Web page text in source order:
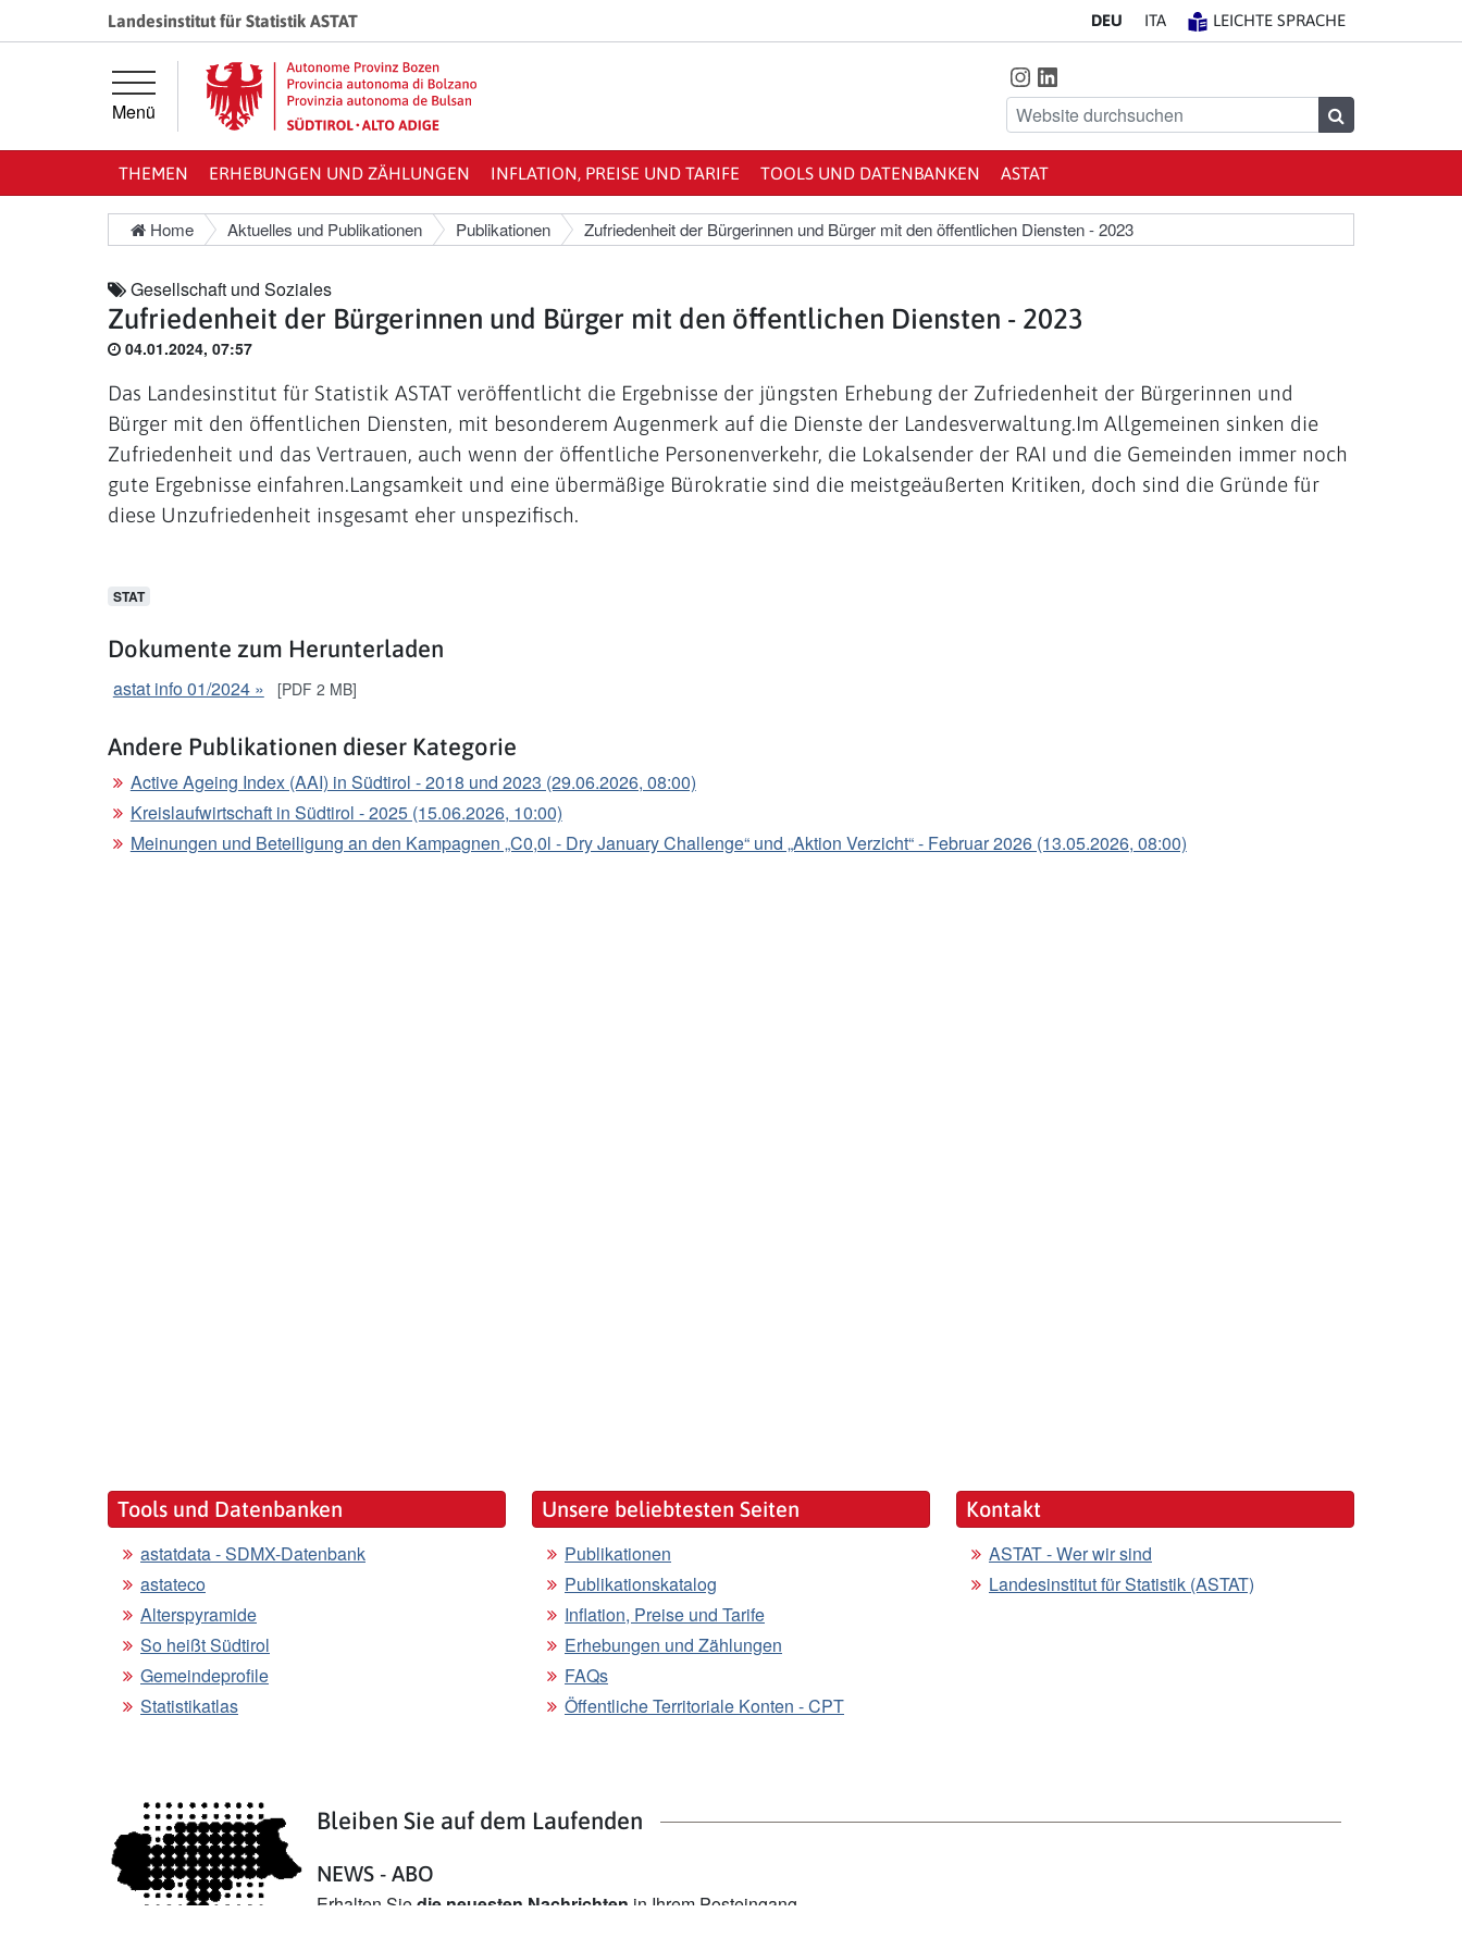
Springe direkt zur Hauptnavigation
Springe direkt zum InhaltLandesinstitut für Statistik ASTAT DEU ITA LEICHTE SPRACHE
Menü
Finde uns auf
Instagram
LinkedIn
Website durchsuchen
THEMEN ERHEBUNGEN UND ZÄHLUNGEN INFLATION, PREISE UND TARIFE TOOLS UND DATENBANKEN ASTAT
Home Aktuelles und Publikationen Publikationen Zufriedenheit der Bürgerinnen und Bürger mit den öffentlichen Diensten - 2023
Gesellschaft und Soziales
Zufriedenheit der Bürgerinnen und Bürger mit den öffentlichen Diensten - 2023
04.01.2024, 07:57
Das Landesinstitut für Statistik ASTAT veröffentlicht die Ergebnisse der jüngsten Erhebung der Zufriedenheit der Bürgerinnen und
Bürger mit den öffentlichen Diensten, mit besonderem Augenmerk auf die Dienste der Landesverwaltung.Im Allgemeinen sinken die
Zufriedenheit und das Vertrauen, auch wenn der öffentliche Personenverkehr, die Lokalsender der RAI und die Gemeinden immer noch
gute Ergebnisse einfahren.Langsamkeit und eine übermäßige Bürokratie sind die meistgeäußerten Kritiken, doch sind die Gründe für
diese Unzufriedenheit insgesamt eher unspezifisch.
STAT
Dokumente zum Herunterladen
astat info 01/2024 » [PDF 2 MB]
Andere Publikationen dieser Kategorie
Active Ageing Index (AAI) in Südtirol - 2018 und 2023 (29.06.2026, 08:00)
Kreislaufwirtschaft in Südtirol - 2025 (15.06.2026, 10:00)
Meinungen und Beteiligung an den Kampagnen „C0,0l - Dry January Challenge“ und „Aktion Verzicht“ - Februar 2026 (13.05.2026, 08:00)
Tools und Datenbanken
astatdata - SDMX-Datenbank
astateco
Alterspyramide
So heißt Südtirol
Gemeindeprofile
Statistikatlas
Unsere beliebtesten Seiten
Publikationen
Publikationskatalog
Inflation, Preise und Tarife
Erhebungen und Zählungen
FAQs
Öffentliche Territoriale Konten - CPT
Kontakt
ASTAT - Wer wir sind
Landesinstitut für Statistik (ASTAT)
Bleiben Sie auf dem Laufenden
NEWS - ABO
Erhalten Siedie neuesten Nachrichten in Ihrem Posteingang